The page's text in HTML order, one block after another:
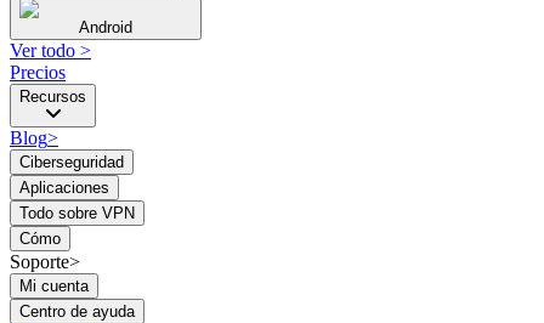
Android
Ver todo >
Precios
Recursos
Blog>
Ciberseguridad
Aplicaciones
Todo sobre VPN
Cómo
Soporte>
Mi cuenta
Centro de ayuda